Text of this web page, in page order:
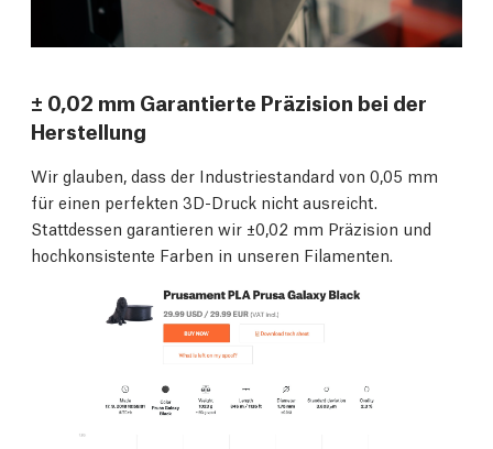
± 0,02 mm Garantierte Präzision bei der
Herstellung
Wir glauben, dass der Industriestandard von 0,05 mm
für einen perfekten 3D-Druck nicht ausreicht.
Stattdessen garantieren wir ±0,02 mm Präzision und
hochkonsistente Farben in unseren Filamenten.